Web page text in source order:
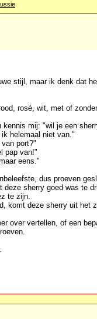
stijl, maar ik denk dat
rosé, wit, met of
kennis mij: "wil je een
helemaal niet van."
port?"
pap van!"
eens."
dus proeven
deze sherry goed was te
te zijn.
komt deze sherry uit het
over vertellen, of een